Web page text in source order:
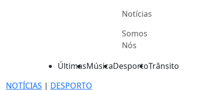
Notícias
Somos
Nós
ÚltimasMúsicaDesportoTrânsito
NOTÍCIAS | DESPORTO